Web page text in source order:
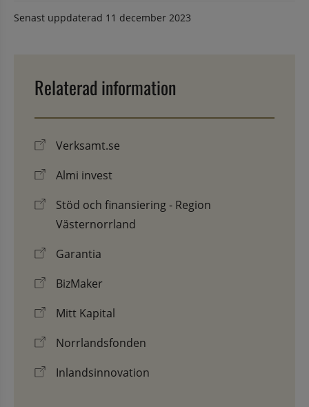
Senast uppdaterad 11 december 2023
Relaterad information
Verksamt.se
Almi invest
Stöd och finansiering - Region
Västernorrland
Garantia
BizMaker
Mitt Kapital
Norrlandsfonden
Inlandsinnovation